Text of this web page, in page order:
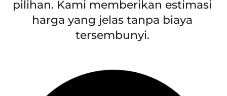
Dapatkan rincian harga sesuai
dengan ukuran, bentuk, dan warna
pilihan. Kami memberikan estimasi
tersembunyi.